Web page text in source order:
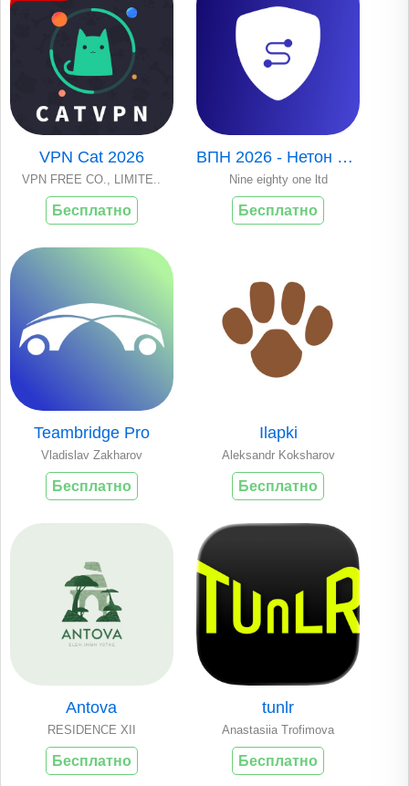
VPN Cat 2026
VPN FREE CO., LIMITE..
Бесплатно
ВПН 2026 - Нетон Випиэн чекер
Nine eighty one ltd
Бесплатно
Teambridge Pro
Vladislav Zakharov
Бесплатно
Ilapki
Aleksandr Koksharov
Бесплатно
Antova
RESIDENCE XII
Бесплатно
tunlr
Anastasiia Trofimova
Бесплатно